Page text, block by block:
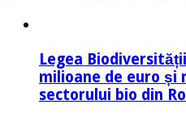
Legea
milioane de euro și
sectorului bio din